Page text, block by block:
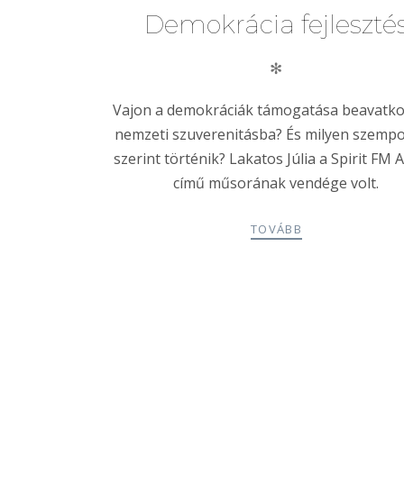
Demokrácia
✻
Vajon a demokráciák támogatása
nemzeti szuverenitásba? És milyen
szerint történik? Lakatos Júlia a Spirit FM
című műsorának vendége volt.
TOVÁBB